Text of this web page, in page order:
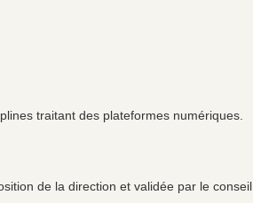
traitant des plateformes numériques.
de la direction et validée par le